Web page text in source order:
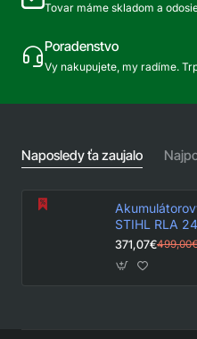
Tovar máme skladom a
Poradenstvo
Vy nakupujete, my radíme.
Naposledy ťa zaujalo
STIHL RLA
AK 30
371,07€